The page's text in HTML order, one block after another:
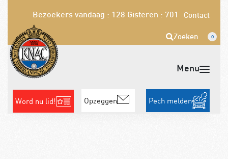
Bezoekers vandaag : 128 Gisteren : 701 Contact
Zoeken 0
Word nu lid! Opzeggen Pech melden